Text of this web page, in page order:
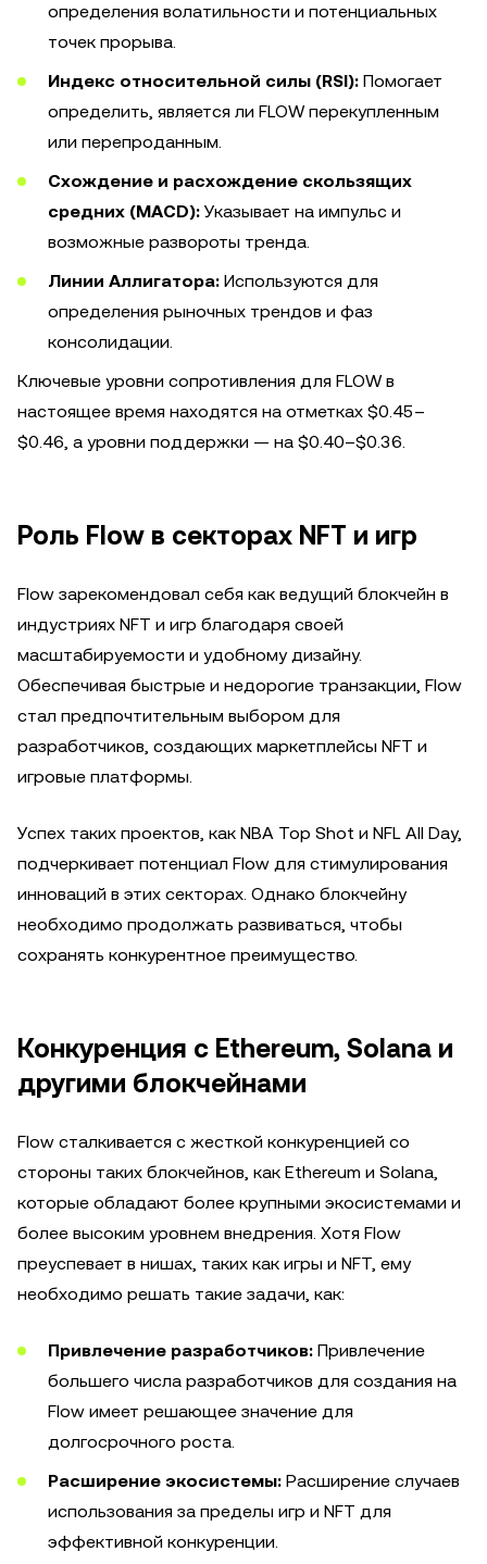
определения волатильности и потенциальных
точек прорыва.
Индекс относительной силы (RSI): Помогает
определить, является ли FLOW перекупленным
или перепроданным.
Схождение и расхождение скользящих
средних (MACD): Указывает на импульс и
возможные развороты тренда.
Линии Аллигатора: Используются для
определения рыночных трендов и фаз
консолидации.
Ключевые уровни сопротивления для FLOW в
настоящее время находятся на отметках $0.45–
$0.46, а уровни поддержки — на $0.40–$0.36.
Роль Flow в секторах NFT и игр
Flow зарекомендовал себя как ведущий блокчейн в
индустриях NFT и игр благодаря своей
масштабируемости и удобному дизайну.
Обеспечивая быстрые и недорогие транзакции, Flow
стал предпочтительным выбором для
разработчиков, создающих маркетплейсы NFT и
игровые платформы.
Успех таких проектов, как NBA Top Shot и NFL All Day,
подчеркивает потенциал Flow для стимулирования
инноваций в этих секторах. Однако блокчейну
необходимо продолжать развиваться, чтобы
сохранять конкурентное преимущество.
Конкуренция с Ethereum, Solana и
другими блокчейнами
Flow сталкивается с жесткой конкуренцией со
стороны таких блокчейнов, как Ethereum и Solana,
которые обладают более крупными экосистемами и
более высоким уровнем внедрения. Хотя Flow
преуспевает в нишах, таких как игры и NFT, ему
необходимо решать такие задачи, как:
Привлечение разработчиков: Привлечение
большего числа разработчиков для создания на
Flow имеет решающее значение для
долгосрочного роста.
Расширение экосистемы: Расширение случаев
использования за пределы игр и NFT для
эффективной конкуренции.